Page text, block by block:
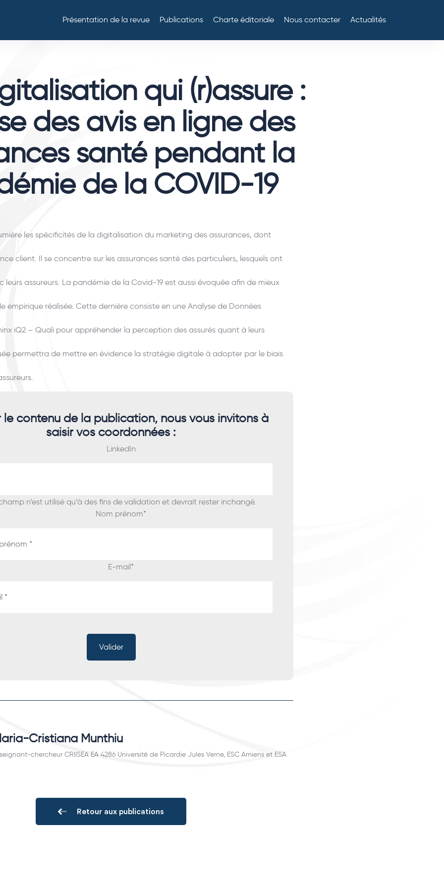
Présentation de la revue Publications Charte éditoriale Nous contacter Actualités
qui (r)assure :
des avis en ligne des
santé pendant la
de la COVID-19
les spécificités de la digitalisation du marketing des assurances, dont
client. Il se concentre sur les assurances santé des particuliers, lesquels ont
assureurs. La pandémie de la Covid-19 est aussi évoquée afin de mieux
empirique réalisée. Cette dernière consiste en une Analyse de Données
iQ2 – Quali pour appréhender la perception des assurés quant à leurs
permettra de mettre en évidence la stratégie digitale à adopter par le biais
le contenu de la publication, nous vous invitons à
saisir vos coordonnées :
LinkedIn
n’est utilisé qu’à des fins de validation et devrait rester inchangé.
Nom prénom*
E-mail*
Cristiana Munthiu
chercheur CRIISEA EA 4286 Université de Picardie Jules Verne, ESC Amiens et ESA
Retour aux publications